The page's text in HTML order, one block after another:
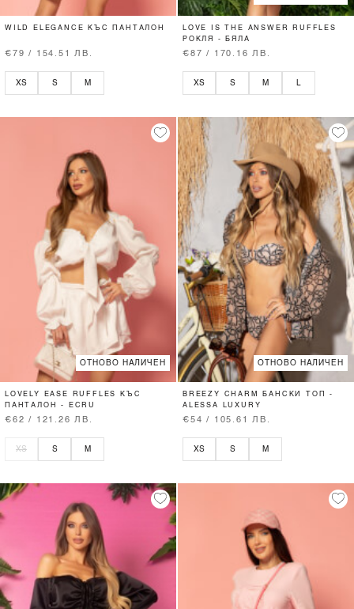
WILD ELEGANCE КЪС ПАНТАЛОН
€79 / 154.51 ЛВ.
XS S M
LOVE IS THE ANSWER RUFFLES
РОКЛЯ - БЯЛА
€87 / 170.16 ЛВ.
XS S M L
ОТНОВО НАЛИЧЕН
LOVELY EASE RUFFLES КЪС
ПАНТАЛОН - ECRU
€62 / 121.26 ЛВ.
XS S M
ОТНОВО НАЛИЧЕН
BREEZY CHARM БАНСКИ ТОП -
ALESSA LUXURY
€54 / 105.61 ЛВ.
XS S M